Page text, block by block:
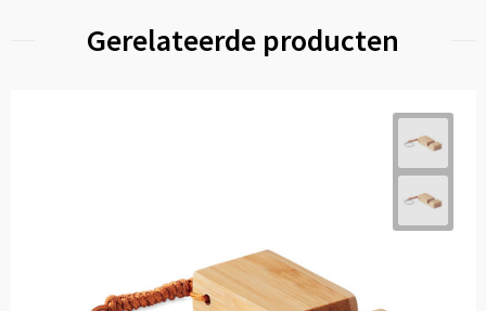
Gerelateerde producten